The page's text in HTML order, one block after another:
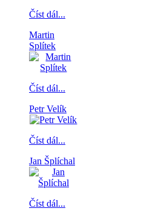
Číst dál...
Martin
Splítek
Číst dál...
Petr Velík
Číst dál...
Jan Šplíchal
Číst dál...